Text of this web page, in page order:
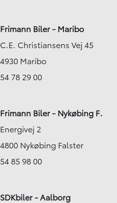
Frimann Biler - Maribo
C.E. Christiansens Vej 45
4930 Maribo
54 78 29 00
Frimann Biler - Nykøbing F.
Energivej 2
4800 Nykøbing Falster
54 85 98 00
SDKbiler - Aalborg